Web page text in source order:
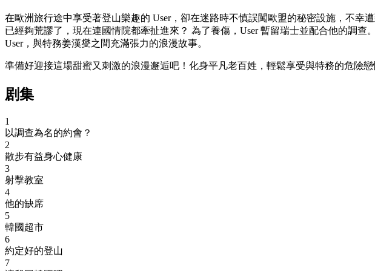
在歐洲旅行途中享受著登山樂趣的 User，卻在迷路時不慎誤闖歐盟的秘密設施，不
已經夠荒謬了，現在連國情院都牽扯進來？ 為了養傷，User 暫留瑞士並配合他的調
User，與特務姜漢燮之間充滿張力的浪漫故事。
準備好迎接這場甜蜜又刺激的浪漫邂逅吧！化身平凡老百姓，輕鬆享受與特務的危險
剧集
1
以調查為名的約會？
2
散步有益身心健康
3
射擊教室
4
他的缺席
5
韓國超市
6
約定好的登山
7